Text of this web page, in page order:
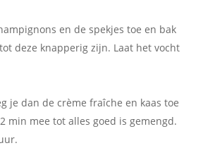
en de spekjes toe en bak
deze knapperig zijn. Laat het vocht
je dan de crème fraîche en kaas toe
min mee tot alles goed is gemengd.